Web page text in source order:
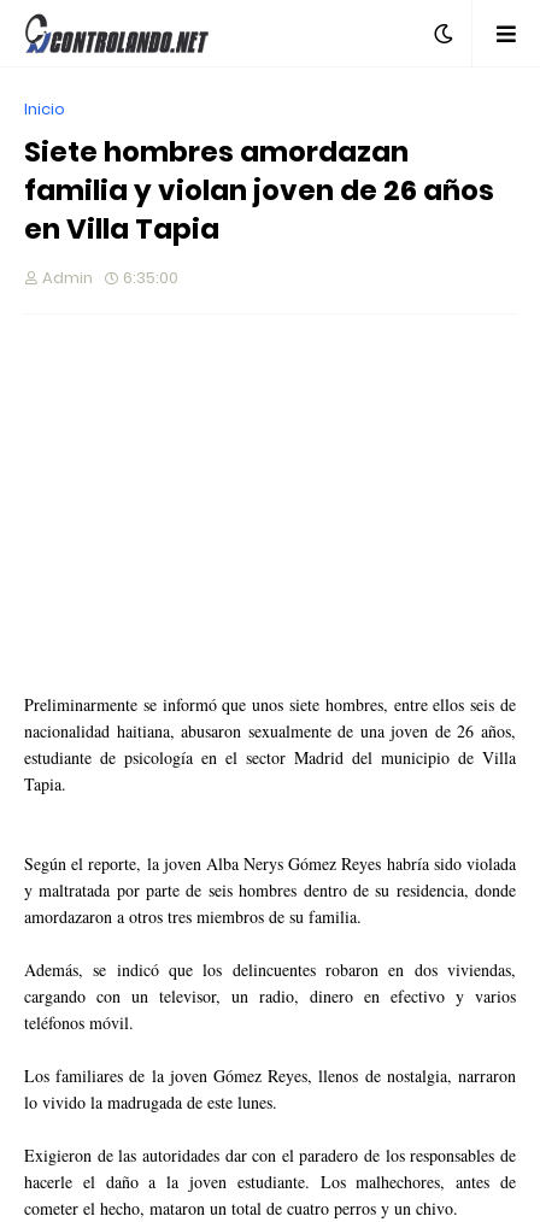
Inicio
Siete hombres amordazan
familia y violan joven de 26 años
en Villa Tapia
Admin 6:35:00
Preliminarmente se informó que unos siete hombres, entre ellos seis de
nacionalidad haitiana, abusaron sexualmente de una joven de 26 años,
estudiante de psicología en el sector Madrid del municipio de Villa
Tapia.
Según el reporte, la joven Alba Nerys Gómez Reyes habría sido violada
y maltratada por parte de seis hombres dentro de su residencia, donde
amordazaron a otros tres miembros de su familia.
Además, se indicó que los delincuentes robaron en dos viviendas,
cargando con un televisor, un radio, dinero en efectivo y varios
teléfonos móvil.
Los familiares de la joven Gómez Reyes, llenos de nostalgia, narraron
lo vivido la madrugada de este lunes.
Exigieron de las autoridades dar con el paradero de los responsables de
hacerle el daño a la joven estudiante. Los malhechores, antes de
cometer el hecho, mataron un total de cuatro perros y un chivo.